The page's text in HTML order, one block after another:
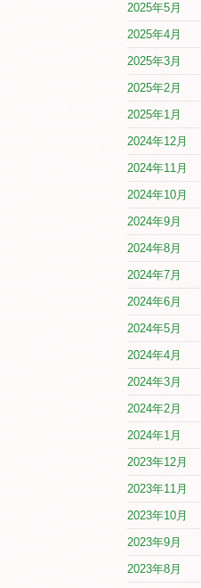
2025年5月
2025年4月
2025年3月
2025年2月
2025年1月
2024年12月
2024年11月
2024年10月
2024年9月
2024年8月
2024年7月
2024年6月
2024年5月
2024年4月
2024年3月
2024年2月
2024年1月
2023年12月
2023年11月
2023年10月
2023年9月
2023年8月